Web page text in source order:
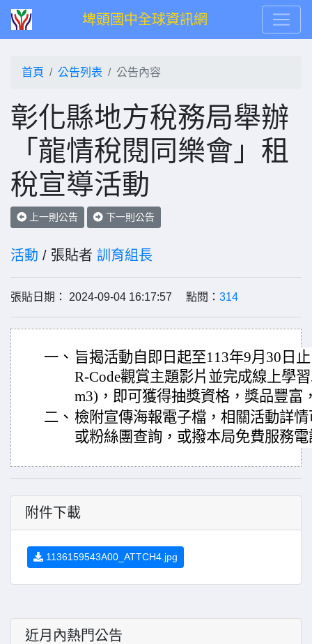
埤頭國中全球資訊網
首頁 公告列表 公告內容
彰化縣地方稅務局舉辦
「龍情稅閱同樂會」租
稅宣導活動
上一則公告 下一則公告
活動 / 張貼者 訓育組長
張貼日期： 2024-09-04 16:17:57 點閱： 314
一、 旨揭活動自即日起至113年9月30日
R-Code觀賞主題影片並完成線上學
m3)，即可獲得抽獎資格，獎品豐富
二、 檢附宣傳海報電子檔，相關活動詳
或粉絲團查詢，或撥本局免費服務
附件下載
1136159543A00_ATTCH4.jpg
近月內熱門公告